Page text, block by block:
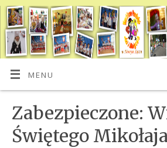
MENU
Zabezpieczone:
Świętego